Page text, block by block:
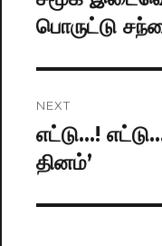
post:
பொருட்டு
NEXT
Next
post:
எட்டு…!
தினம்’